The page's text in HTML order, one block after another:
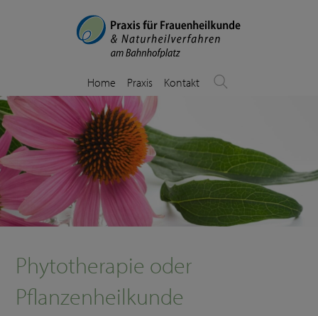
Home Praxis Kontakt
Phytotherapie oder
Pflanzenheilkunde